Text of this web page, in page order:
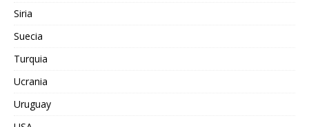
Siria
Suecia
Turquia
Ucrania
Uruguay